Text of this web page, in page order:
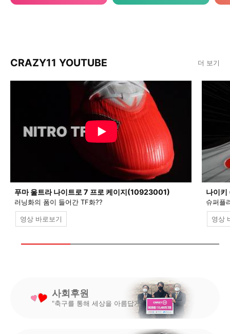
CRAZY11 YOUTUBE 더 보기
푸마 울트라 나이트로 7 프로 케이지(10923001)
러닝화의 폼이 들어간 TF화??
영상 바로보기
나이
슈퍼플
영상
사회후원
"축구를 통해 세상을 아름답게"